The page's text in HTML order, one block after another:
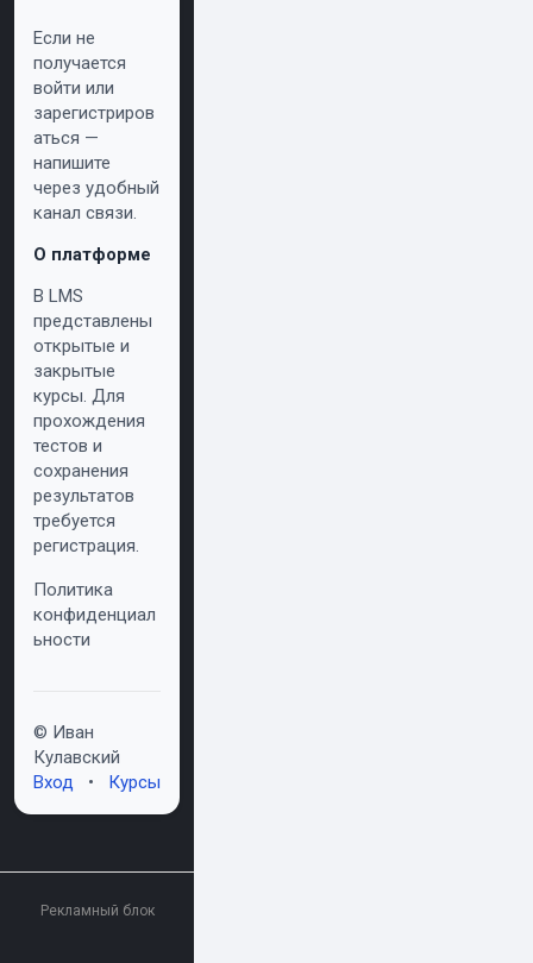
Если не
получается
войти или
зарегистриров
аться —
напишите
через удобный
канал связи.
О платформе
В LMS
представлены
открытые и
закрытые
курсы. Для
прохождения
тестов и
сохранения
результатов
требуется
регистрация.
Политика
конфиденциал
ьности
© Иван
Кулавский
Вход
• Курсы
Рекламный блок